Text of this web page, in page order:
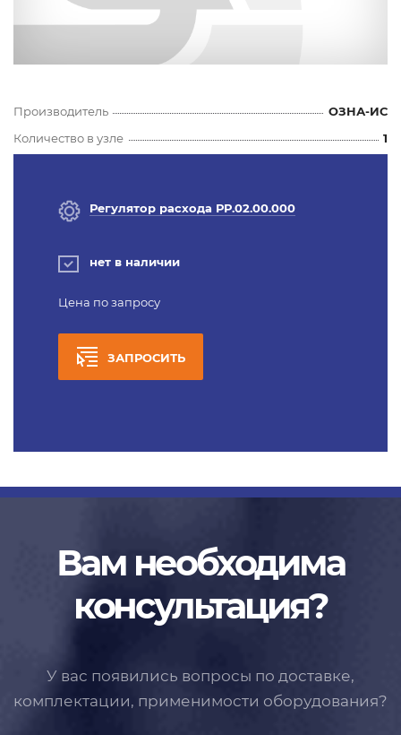
Производитель
ОЗНА-ИС
Количество в узле
1
Регулятор расхода РР.02.00.000
нет в наличии
Цена по запросу
ЗАПРОСИТЬ
Вам необходима
консультация?
У вас появились вопросы по доставке,
комплектации, применимости оборудования?